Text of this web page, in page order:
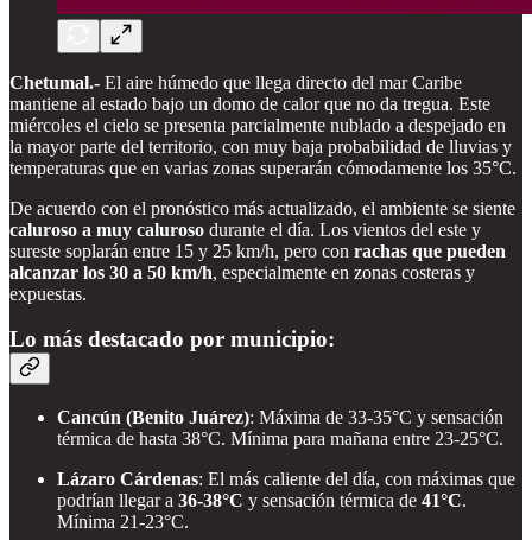
Chetumal.- El aire húmedo que llega directo del mar Caribe
mantiene al estado bajo un domo de calor que no da tregua. Este
miércoles el cielo se presenta parcialmente nublado a despejado en
la mayor parte del territorio, con muy baja probabilidad de lluvias y
temperaturas que en varias zonas superarán cómodamente los 35°C.
De acuerdo con el pronóstico más actualizado, el ambiente se siente
caluroso a muy caluroso durante el día. Los vientos del este y
sureste soplarán entre 15 y 25 km/h, pero con rachas que pueden
alcanzar los 30 a 50 km/h, especialmente en zonas costeras y
expuestas.
Lo más destacado por municipio:
Cancún (Benito Juárez): Máxima de 33-35°C y sensación
térmica de hasta 38°C. Mínima para mañana entre 23-25°C.
Lázaro Cárdenas: El más caliente del día, con máximas que
podrían llegar a 36-38°C y sensación térmica de 41°C.
Mínima 21-23°C.